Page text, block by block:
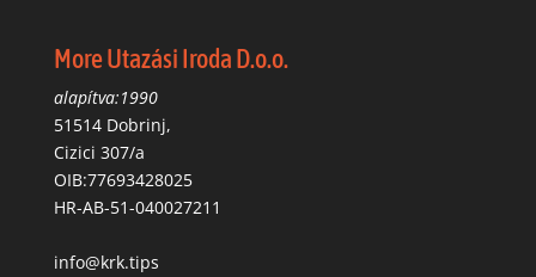
More Utazási Iroda D.o.o.
alapítva:1990
51514 Dobrinj,
Cizici 307/a
OIB:77693428025
HR-AB-51-040027211
info@krk.tips